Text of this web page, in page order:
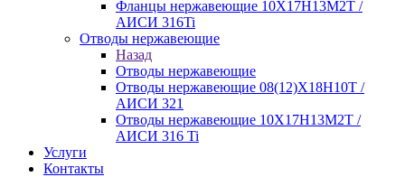
Фланцы нержавеющие 10Х17Н13М2Т /
АИСИ 316Ti
Отводы нержавеющие
Назад
Отводы нержавеющие
Отводы нержавеющие 08(12)Х18Н10Т /
АИСИ 321
Отводы нержавеющие 10Х17Н13М2Т /
АИСИ 316 Ti
Услуги
Контакты